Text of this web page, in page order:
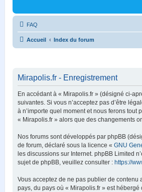
FAQ
Accueil Index du forum
Mirapolis.fr - Enregistrement
En accédant à « Mirapolis.fr » (désigné ci-
suivantes. Si vous n’acceptez pas d’être
à n’importe quel moment et nous ferons
« Mirapolis.fr » alors que des changements
Nos forums sont développés par phpBB
de forum, déclaré sous la licence « GNU
les discussions sur Internet. phpBB Limited
sujet de phpBB, veuillez consulter : https://
Vous acceptez de ne pas publier de
pays, du pays où « Mirapolis.fr » est